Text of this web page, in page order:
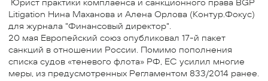
Юрист практики комплаенса и санкционного права BGP
Litigation Нина Маханова и Алена Орлова (Контур.Фокус)
для журнала "Финансовый директор".
20 мая Европейский союз опубликовал 17-й пакет
санкций в отношении России. Помимо пополнения
списка судов «теневого флота» РФ, ЕС усилил многие
меры, из предусмотренных Регламентом 833/2014 ранее.